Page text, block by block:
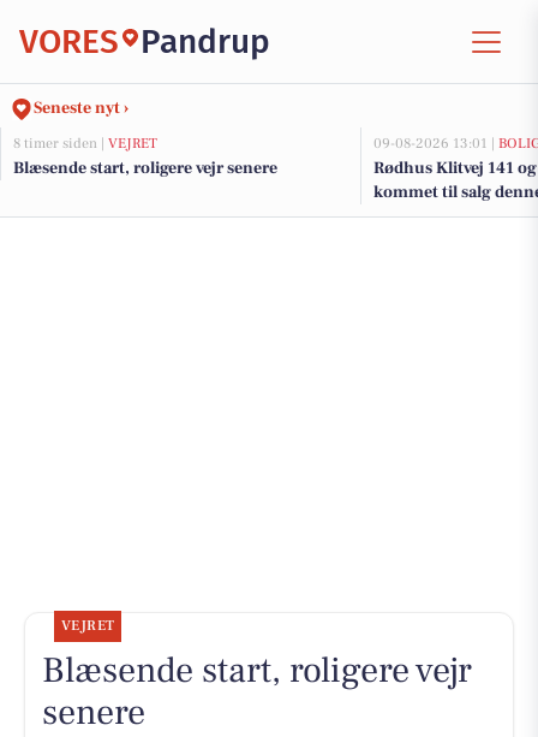
VORES Pandrup
Seneste nyt ›
8 timer siden | VEJRET
Blæsende start, roligere vejr senere
09-08-2026 13:01 |
Rødhus Klitvej 141
kommet til salg
boligerne her.
VEJRET
Blæsende start, roligere vejr
senere